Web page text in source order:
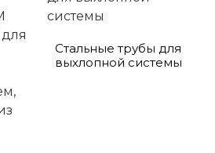
Стальные трубы для
выхлопной системы